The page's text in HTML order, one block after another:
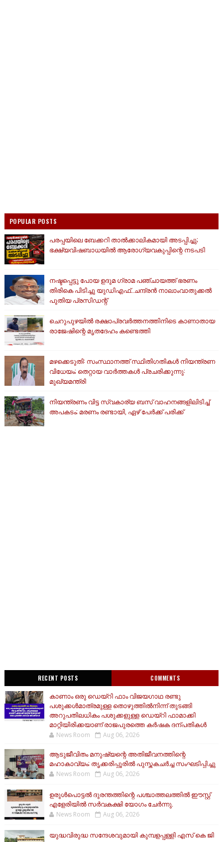
POPULAR POSTS
പരപ്പയിലെ ബേക്കറി താൽക്കാലികമായി അടപ്പിച്ചു;
ഭക്ഷ്യവിഷബാധയിൽ ആരോഗ്യവകുപ്പിന്റെ നടപടി
നഷ്ടപ്പെട്ടു പോയ ഉദുമ ഗ്രാമ പഞ്ചായത്ത് ഭരണം
തിരികെ പിടിച്ചു യുഡിഎഫ്..ചന്ദ്രൻ നാലാംവാതുക്കൽ
പുതിയ പ്രസിഡന്റ്
ചെറുപുഴയിൽ രക്ഷാപ്രവർത്തനത്തിനിടെ കാണാതായ
രാജേഷിന്റെ മൃതദേഹം കണ്ടെത്തി
മഴക്കെടുതി: സംസ്ഥാനത്ത് സ്ഥിതിഗതികള്‍ നിയന്ത്രണ
വിധേയം; തെറ്റായ വാര്‍ത്തകള്‍ പ്രചരിക്കുന്നു:
മുഖ്യമന്ത്രി
നിയന്ത്രണം വിട്ട സ്വകാര്യ ബസ് വാഹനങ്ങളിലിടിച്ച്
അപകടം; മരണം രണ്ടായി, ഏഴ് പേർക്ക് പരിക്ക്
RECENT POSTS COMMENTS
കാണാം ഒരു ഡെയ്‌റി ഫാം വിജയഗാഥ രണ്ടു
പശുക്കൾമാത്രമുള്ള തൊഴുത്തിൽനിന്ന് തുടങ്ങി
അറുപതിലധികം പശുക്കളുള്ള ഡെയ്റി ഫാമാക്കി
മാറ്റിയിരിക്കയാണ് രാജപുരത്തെ കർഷക ദന്പതികൾ
News Room Aug 06, 2026
ആടുജീവിതം മനുഷ്യന്റെ അതിജീവനത്തിന്റെ
മഹാകാവ്യം; തൃക്കരിപ്പൂരിൽ പുസ്തകചർച്ച സംഘടിപ്പിച്ചു
News Room Aug 06, 2026
ഉരുൾപൊട്ടൽ ദുരന്തത്തിന്റെ പശ്ചാത്തലത്തിൽ ഈസ്റ്റ്‌
എളേരിയിൽ സർവകക്ഷി യോഗം ചേർന്നു.
News Room Aug 06, 2026
യുദ്ധവിരുദ്ധ സന്ദേശവുമായി കുമ്പളപ്പള്ളി എസ് കെ ജി